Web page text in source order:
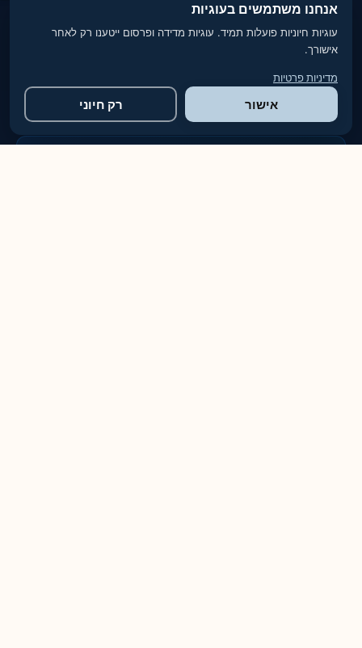
פרויקטים בכל רחבי הארץ
אנחנו משתמשים בעוגיות
עוגיות חיוניות פועלות תמיד. עוגיות מדידה ופרסום ייטענו רק לאחר
אישורך.
מדיניות פרטיות
אישור רק חיוני